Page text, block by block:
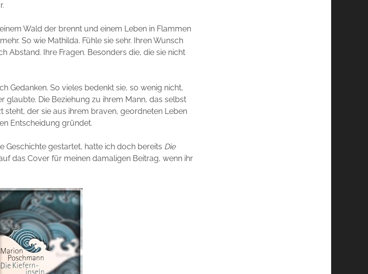
Wald der brennt und einem Leben in Flammen
So wie Mathilda. Fühle sie sehr. Ihren Wunsch
Abstand. Ihre Fragen. Besonders die, die sie nicht
Gedanken. So vieles bedenkt sie, so wenig nicht,
glaubte. Die Beziehung zu ihrem Mann, das selbst
steht, der sie aus ihrem braven, geordneten Leben
Entscheidung gründet.
Geschichte gestartet, hatte ich doch bereits Die
das Cover für meinen damaligen Beitrag, wenn ihr